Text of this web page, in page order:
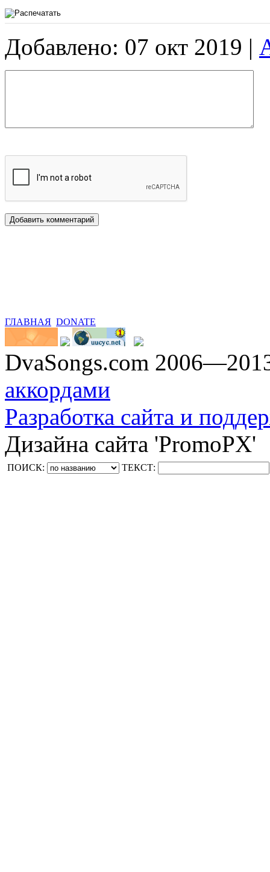
Добавлено: 07 окт 2019 |
ГЛАВНАЯ DONATE
DvaSongs.com
аккордами
Разработка сайта и
Дизайна сайта 'PromoPX'
ПОИСК: ТЕКСТ: